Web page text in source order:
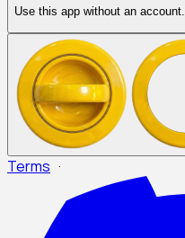
Use this app without an account.
Terms ·